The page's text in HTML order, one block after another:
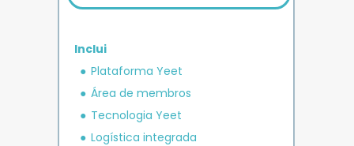
PLANO
IMPULSO
Parcele em até
12x de R$ 1.666,67
Inclui
Plataforma Yeet
Área de membros
Tecnologia Yeet
Logística integrada
Bônus exclusivo
+ R$ 5.000
Yeet
Benefício exclusivo